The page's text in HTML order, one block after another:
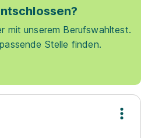
mit unserem Berufswahltest.
Stelle finden.